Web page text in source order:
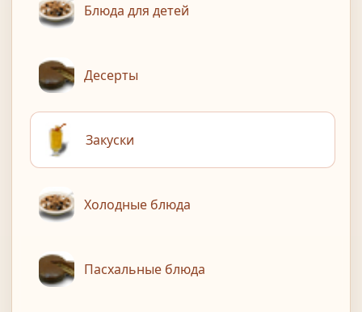
Блюда для детей
Десерты
Закуски
Холодные блюда
Пасхальные блюда